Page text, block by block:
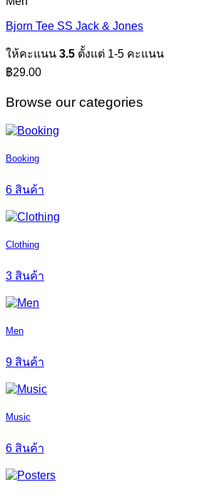
Bjorn Tee SS Jack & Jones
ให้คะแนน 3.5 ตั้งแต่ 1-5 คะแนน
฿29.00
Browse our categories
Booking
6 สินค้า
Clothing
3 สินค้า
Men
9 สินค้า
Music
6 สินค้า